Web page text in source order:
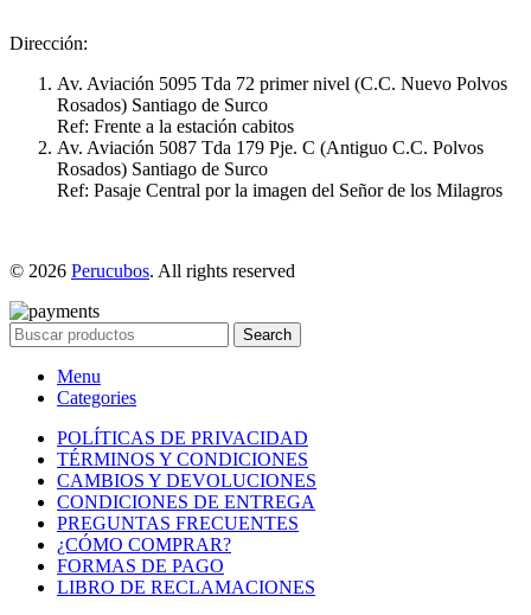
Dirección:
Av. Aviación 5095 Tda 72 primer nivel (C.C. Nuevo Polvos
Rosados) Santiago de Surco
Ref: Frente a la estación cabitos
Av. Aviación 5087 Tda 179 Pje. C (Antiguo C.C. Polvos
Rosados) Santiago de Surco
Ref: Pasaje Central por la imagen del Señor de los Milagros
© 2026 Perucubos. All rights reserved
Search
Menu
Categories
POLÍTICAS DE PRIVACIDAD
TÉRMINOS Y CONDICIONES
CAMBIOS Y DEVOLUCIONES
CONDICIONES DE ENTREGA
PREGUNTAS FRECUENTES
¿CÓMO COMPRAR?
FORMAS DE PAGO
LIBRO DE RECLAMACIONES